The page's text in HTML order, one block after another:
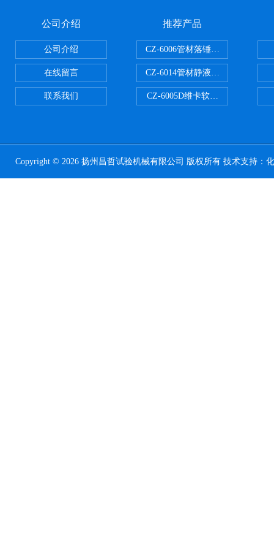
公司介绍
公司介绍
在线留言
联系我们
推荐产品
CZ-6006管材落锤冲击试验机
CZ-6014管材静液压爆破试验机
CZ-6005D维卡软化点温度测定仪
Copyright © 2026 扬州昌哲试验机械有限公司 版权所有 技术支持：